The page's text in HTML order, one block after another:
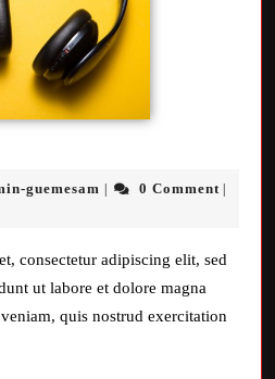
guemesam 0 Comment
consectetur adipiscing elit, sed
ut labore et dolore magna
quis nostrud exercitation